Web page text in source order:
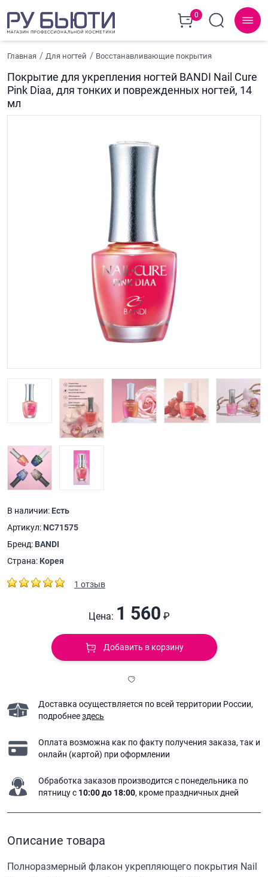
0
Главная Для ногтей Восстанавливающие покрытия
Покрытие для укрепления ногтей BANDI Nail Cure
Pink Diaa, для тонких и поврежденных ногтей, 14
мл
В наличии: Есть
Артикул: NC71575
Бренд: BANDI
Страна: Корея
1 отзыв
Цена: 1 560 ₽
Добавить в корзину
Доставка осуществляется по всей территории России,
подробнеездесь
Оплата возможна как по факту получения заказа, так и
онлайн (картой) при оформлении
Обработка заказов производится с понедельника по
пятницу с 10:00 до 18:00, кроме праздничных дней
Описание товара
Полноразмерный флакон укрепляющего покрытия Nail